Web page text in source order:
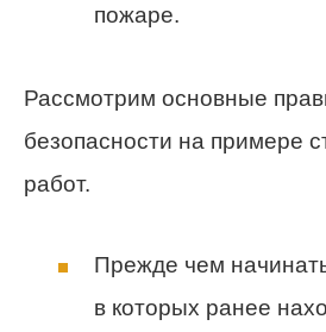
пожаре.
Рассмотрим основные
безопасности на примере
работ.
Прежде чем
в которых ранее